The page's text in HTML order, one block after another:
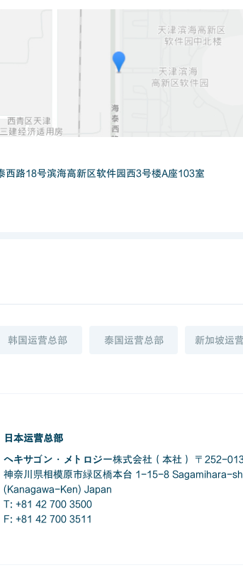
西路18号滨海高新区软件园西3号楼A座103室
韩国运营总部 泰国运营总部 新加坡运
日本运营总部
ヘキサゴン・メトロジー株式会社（本社） 〒252-
神奈川県相模原市緑区橋本台 1-15-8 Sagamihara-
(Kanagawa-Ken) Japan
T: +81 42 700 3500
F: +81 42 700 3511